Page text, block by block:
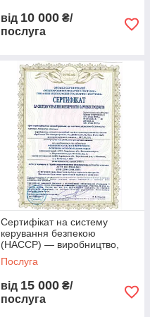
від 10 000 ₴/
послуга
Сертифікат на систему
керування безпекою
(HACCP) — виробництво,
продаж, доставка води
питний
Послуга
від 15 000 ₴/
послуга